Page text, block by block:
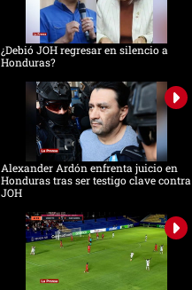
¿Debió JOH regresar en silencio a
Honduras?
Alexander Ardón enfrenta juicio en
Honduras tras ser testigo clave contra
JOH